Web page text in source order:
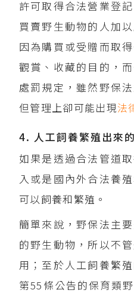
許可取得合法營業登
買賣野生動物的人加
因為購買或受贈而取
觀賞、收藏的目的，
處罰規定，雖然野保
但管理上卻可能出現法
4. 人工飼養繁殖出來
如果是透過合法管道
入或是國內外合法養
可以飼養和繁殖。
簡單來說，野保法主
的野生動物，所以不
用；至於人工飼養繁
第55條公告的保育類